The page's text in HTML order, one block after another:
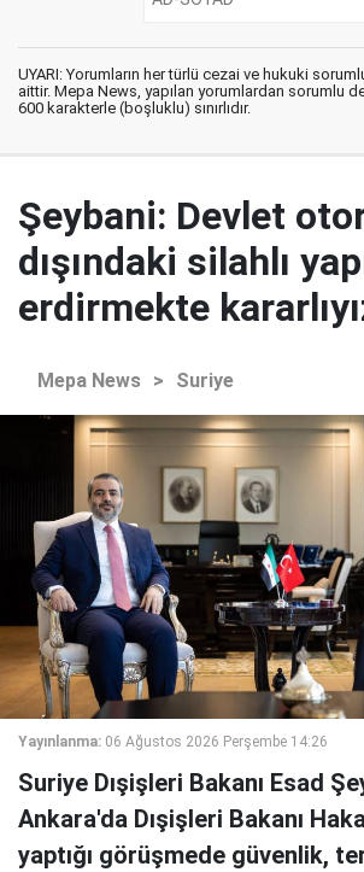
UYARI: Yorumların her türlü cezai ve hukuki
aittir. Mepa News, yapılan yorumlardan sorumlu
600 karakterle (boşluklu) sınırlıdır.
Şeybani: Devlet
dışındaki silahlı
erdirmekte
Mepa News > Suriye
Yayınlanma: 06 Ağustos 2026 Perşembe 14:26
Suriye Dışişleri Bakanı Esad
Ankara'da Dışişleri Bakanı
yaptığı görüşmede güvenlik,